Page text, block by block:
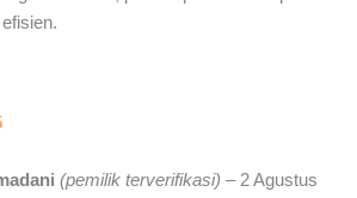
(pemilik terverifikasi) – 2 Agustus